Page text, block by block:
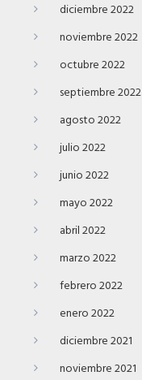
diciembre 2022
noviembre 2022
octubre 2022
septiembre 2022
agosto 2022
julio 2022
junio 2022
mayo 2022
abril 2022
marzo 2022
febrero 2022
enero 2022
diciembre 2021
noviembre 2021